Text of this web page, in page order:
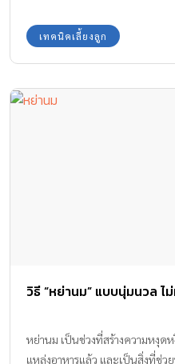
เทคนิคเลี้ยงลูก
วิธี “หย่านม” แบบนุ่มนวล ไ
หย่านม เป็นช่วงที่สร้างความหงุด
แหล่งอาหารแล้ว และเป็นสิ่งที่ช่